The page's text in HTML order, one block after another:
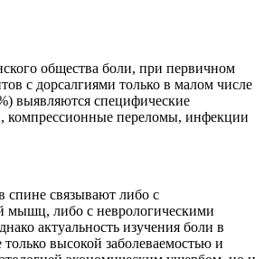
общества боли, при первичном
с дорсалгиями только в малом числе
выявляются специфические
компрессионные переломы, инфекции
спине связывают либо с
мышц, либо с неврологическими
актуальность изучения боли в
высокой заболеваемостью и